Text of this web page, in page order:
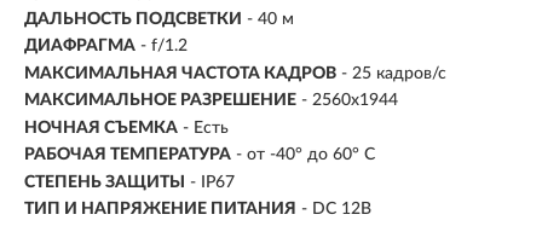
ДАЛЬНОСТЬ ПОДСВЕТКИ - 40 м
ДИАФРАГМА - f/1.2
МАКСИМАЛЬНАЯ ЧАСТОТА КАДРОВ - 25 кадров/с
МАКСИМАЛЬНОЕ РАЗРЕШЕНИЕ - 2560x1944
НОЧНАЯ СЪЕМКА - Есть
РАБОЧАЯ ТЕМПЕРАТУРА - от -40° до 60° C
СТЕПЕНЬ ЗАЩИТЫ
- IP67
ТИП И НАПРЯЖЕНИЕ ПИТАНИЯ - DC 12В